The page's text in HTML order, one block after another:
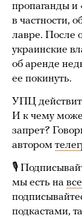
пропаганды
в частности,
лавре. После
украинские
об аренде
ее покинуть.
УПЦ
И к чему
запрет?
автором
🎙
мы есть на
подкастами,